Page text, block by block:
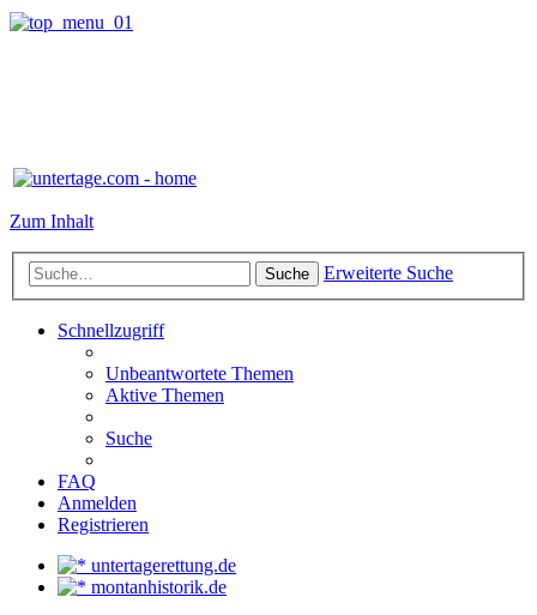
Zum Inhalt
Suche Erweiterte Suche
Schnellzugriff
Unbeantwortete Themen
Aktive Themen
Suche
FAQ
Anmelden
Registrieren
untertagerettung.de
montanhistorik.de